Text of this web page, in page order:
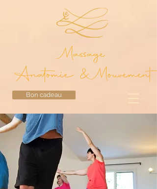
Massage
Anatomie & Mouvement
Bon cadeau